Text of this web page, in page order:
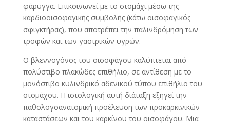
φάρυγγα. Επικοινωνεί με το στομάχι μέσω της
καρδιοοισοφαγικής συμβολής (κάτω οισοφαγικός
σφιγκτήρας), που αποτρέπει την παλινδρόμηση των
τροφών και των γαστρικών υγρών.
Ο βλεννογόνος του οισοφάγου καλύπτεται από
πολύστιβο πλακώδες επιθήλιο, σε αντίθεση με το
μονόστιβο κυλινδρικό αδενικού τύπου επιθήλιο του
στομάχου. Η ιστολογική αυτή διάταξη εξηγεί την
παθολογοανατομική προέλευση των προκαρκινικών
καταστάσεων και του καρκίνου του οισοφάγου. Μια